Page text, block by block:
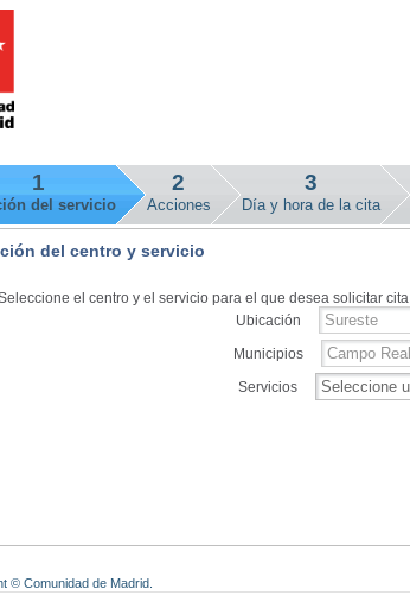
1
del servicio
2
Acciones
3
Día y hora de la cita
del centro y servicio
el centro y el servicio para el que desea solicitar cita
Ubicación
Municipios
Servicios
© Comunidad de Madrid.